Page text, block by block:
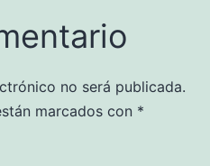
no será publicada.
marcados con *